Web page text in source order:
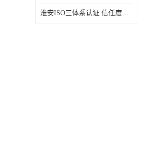
淮安ISO三体系认证 信任度增加 具备市场竞争能力